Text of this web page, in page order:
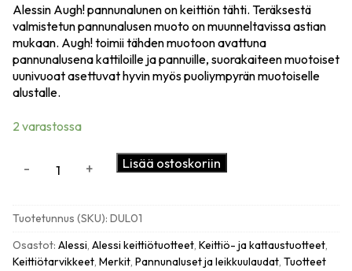
Alessin Augh! pannunalunen on keittiön tähti. Teräksestä
valmistetun pannunalusen muoto on muunneltavissa astian
mukaan. Augh! toimii tähden muotoon avattuna
pannunalusena kattiloille ja pannuille, suorakaiteen muotoiset
uunivuoat asettuvat hyvin myös puoliympyrän muotoiselle
alustalle.
2 varastossa
määrä
- + Lisää ostoskoriin
Tuotetunnus (SKU): DUL01
Osastot: Alessi, Alessi keittiötuotteet, Keittiö- ja kattaustuotteet,
Keittiötarvikkeet, Merkit, Pannunaluset ja leikkuulaudat, Tuotteet